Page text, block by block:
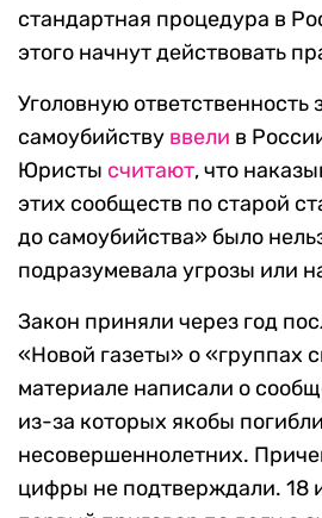
стандартная процедура в
этого начнут действовать
Уголовную ответственность
самоубийству ввели в
Юристы считают, что
этих сообществ по старой
до самоубийства» было
подразумевала угрозы или
Закон приняли через год
«Новой газеты» о «группах
материале написали о
из-за которых якобы
несовершеннолетних.
цифры не подтверждали. 18